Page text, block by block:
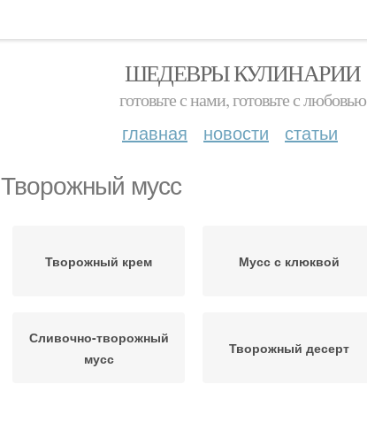
ШЕДЕВРЫ КУЛИНАРИИ
готовьте с нами, готовьте с любовью
главная новости статьи
Творожный мусс
Творожный крем Мусс с клюквой
Сливочно-творожный
мусс
Творожный десерт